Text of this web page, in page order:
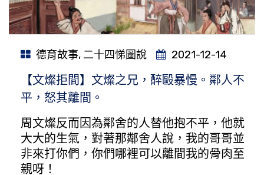
德育故事, 二十四悌圖說 2021-12-14
【文燦拒間】文燦之兄，醉毆暴慢。鄰人不
平，怒其離間。
周文燦反而因為鄰舍的人替他抱不平，他就
大大的生氣，對著那鄰舍人說，我的哥哥並
非來打你們，你們哪裡可以離間我的骨肉至
親呀！